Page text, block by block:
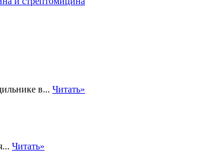
в... Читать»
Читать»